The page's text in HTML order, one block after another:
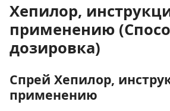
Хепилор,
применению
дозировка)
Спрей Хепилор,
применению